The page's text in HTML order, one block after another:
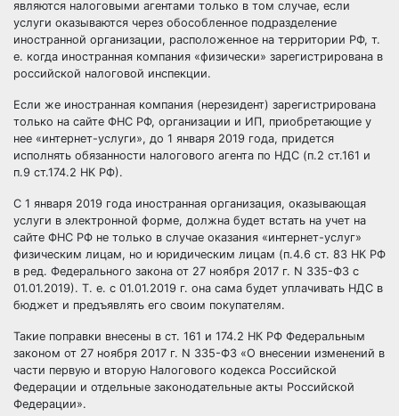
являются налоговыми агентами только в том случае, если
услуги оказываются через обособленное подразделение
иностранной организации, расположенное на территории РФ, т.
е. когда иностранная компания «физически» зарегистрирована в
российской налоговой инспекции.
Если же иностранная компания (нерезидент) зарегистрирована
только на сайте ФНС РФ, организации и ИП, приобретающие у
нее «интернет-услуги», до 1 января 2019 года, придется
исполнять обязанности налогового агента по НДС (п.2 ст.161 и
п.9 ст.174.2 НК РФ).
С 1 января 2019 года иностранная организация, оказывающая
услуги в электронной форме, должна будет встать на учет на
сайте ФНС РФ не только в случае оказания «интернет-услуг»
физическим лицам, но и юридическим лицам (п.4.6 ст. 83 НК РФ
в ред. Федерального закона от 27 ноября 2017 г. N 335-ФЗ с
01.01.2019). Т. е. с 01.01.2019 г. она сама будет уплачивать НДС в
бюджет и предъявлять его своим покупателям.
Такие поправки внесены в ст. 161 и 174.2 НК РФ Федеральным
законом от 27 ноября 2017 г. N 335-ФЗ «О внесении изменений в
части первую и вторую Налогового кодекса Российской
Федерации и отдельные законодательные акты Российской
Федерации».